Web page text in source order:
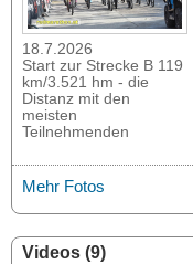
18.7.2026
Start zur Strecke B 119
km/3.521 hm - die
Distanz mit den
meisten
Teilnehmenden
Mehr Fotos
Videos (9)